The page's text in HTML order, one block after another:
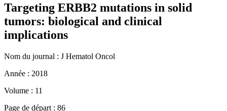
Targeting ERBB2 mutations in solid
tumors: biological and clinical
implications
Nom du journal : J Hematol Oncol
Année : 2018
Volume : 11
Page de départ : 86